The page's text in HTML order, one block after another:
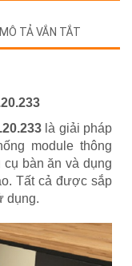
MÔ TẢ VẮN TẮT
là giải pháp
module thông
bàn ăn và dụng
Tất cả được sắp
dụng.